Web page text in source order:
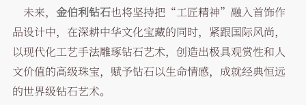
未来， 金伯利钻石也将坚持把“工匠精神”融入首饰作
品设计中，在深耕中华文化宝藏的同时，紧跟国际风尚，
以现代化工艺手法雕琢钻石艺术，创造出极具观赏性和人
文价值的高级珠宝，赋予钻石以生命情感，成就经典恒远
的世界级钻石艺术。